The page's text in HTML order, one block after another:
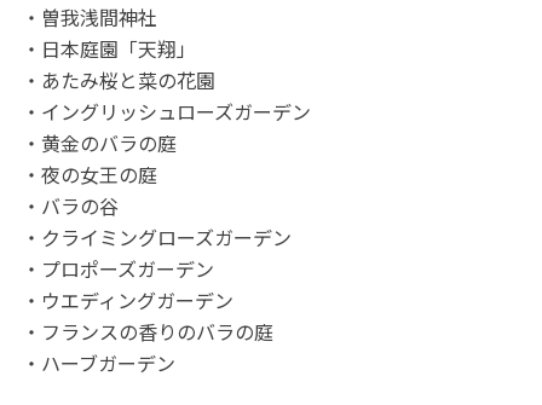
・曽我浅間神社
・日本庭園「天翔」
・あたみ桜と菜の花園
・イングリッシュローズガーデン
・黄金のバラの庭
・夜の女王の庭
・バラの谷
・クライミングローズガーデン
・プロポーズガーデン
・ウエディングガーデン
・フランスの香りのバラの庭
・ハーブガーデン